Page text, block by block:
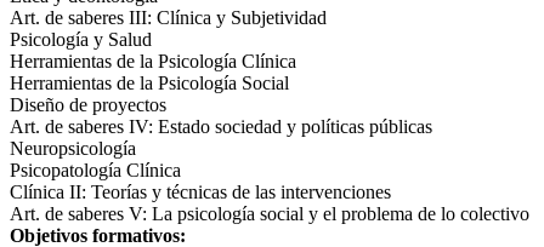
Art. de saberes III: Clínica y Subjetividad
Psicología y Salud
Herramientas de la Psicología Clínica
Herramientas de la Psicología Social
Diseño de proyectos
Art. de saberes IV: Estado sociedad y políticas públicas
Neuropsicología
Psicopatología Clínica
Clínica II: Teorías y técnicas de las intervenciones
Art. de saberes V: La psicología social y el problema de lo colectivo
Objetivos formativos: